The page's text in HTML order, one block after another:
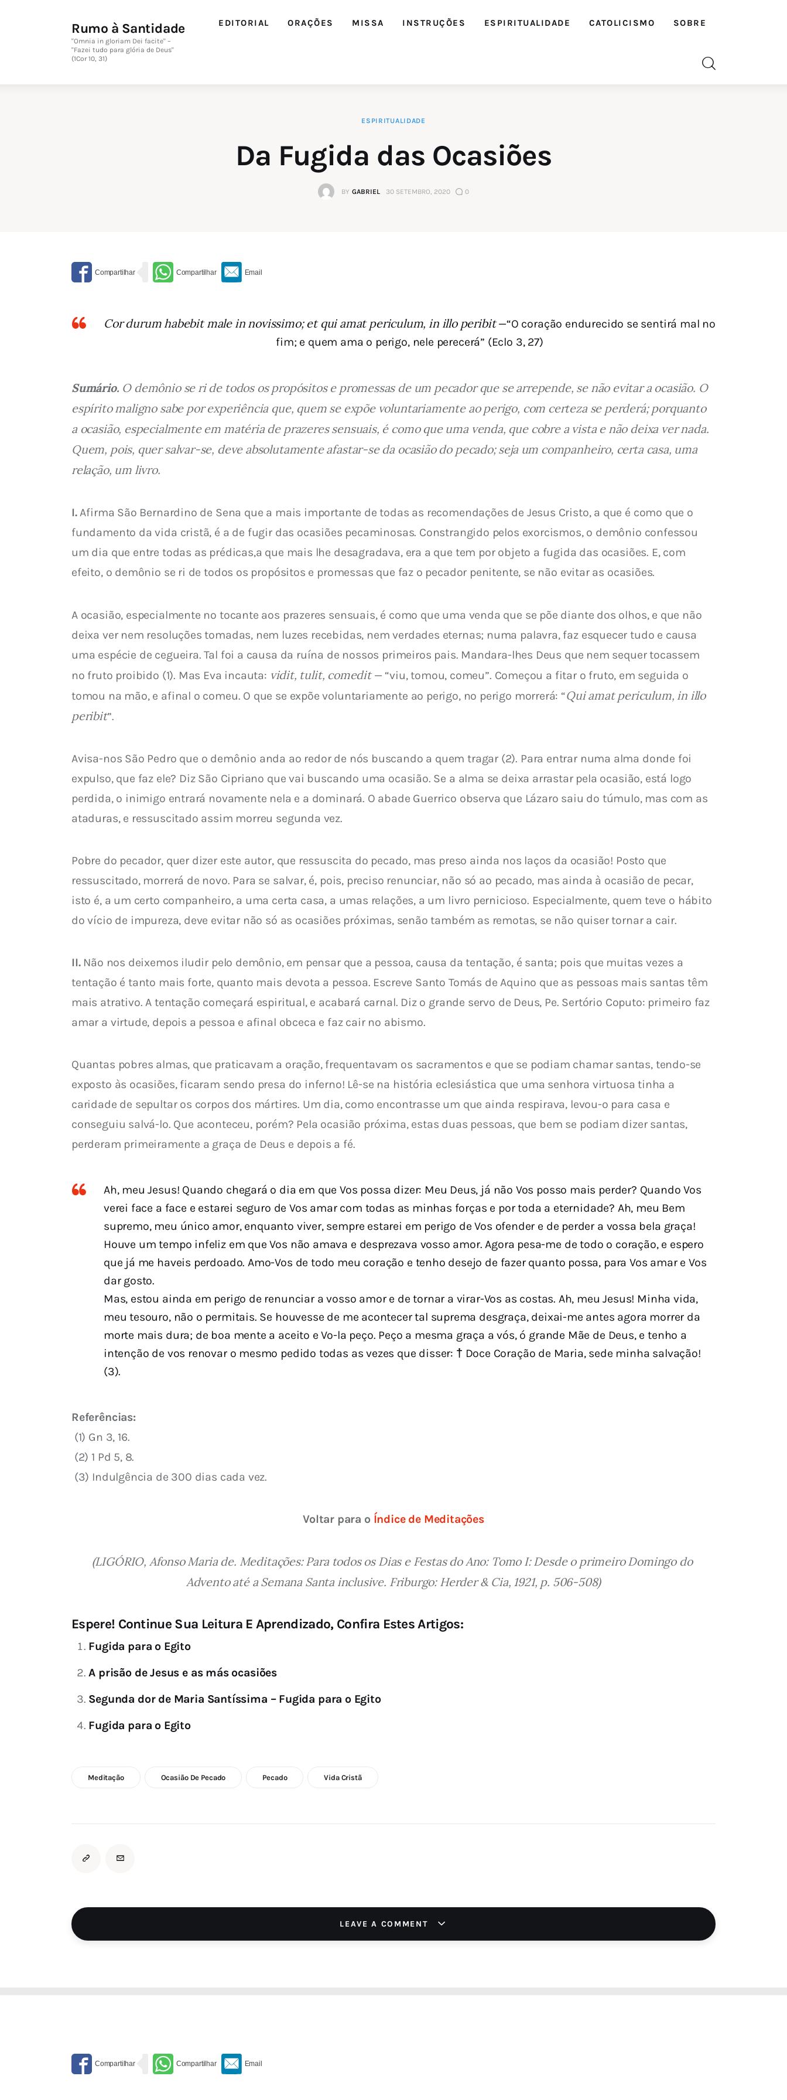
Rumo à Santidade
"Omnia in gloriam Dei facite" –
"Fazei tudo para glória de Deus"
(1Cor 10, 31)
EDITORIAL ORAÇÕES MISSA INSTRUÇÕES ESPIRITUALIDADE CATOLICISMO SOBRE
ESPIRITUALIDADE
Da Fugida das Ocasiões
BY GABRIEL 30 SETEMBRO, 2020 0
Cor durum habebit male in novissimo; et qui amat periculum, in illo peribit—“O coração endurecido se sentirá mal no
fim; e quem ama o perigo, nele perecerá” (Eclo 3, 27)
Sumário. O demônio se ri de todos os propósitos e promessas de um pecador que se arrepende, se não evitar a ocasião. O
espírito maligno sabe por experiência que, quem se expõe voluntariamente ao perigo, com certeza se perderá; porquanto
a ocasião, especialmente em matéria de prazeres sensuais, é como que uma venda, que cobre a vista e não deixa ver nada.
Quem, pois, quer salvar-se, deve absolutamente afastar-se da ocasião do pecado; seja um companheiro, certa casa, uma
relação, um livro.
I. Afirma São Bernardino de Sena que a mais importante de todas as recomendações de Jesus Cristo, a que é como que o
fundamento da vida cristã, é a de fugir das ocasiões pecaminosas. Constrangido pelos exorcismos, o demônio confessou
um dia que entre todas as prédicas,a que mais lhe desagradava, era a que tem por objeto a fugida das ocasiões. E, com
efeito, o demônio se ri de todos os propósitos e promessas que faz o pecador penitente, se não evitar as ocasiões.
A ocasião, especialmente no tocante aos prazeres sensuais, é como que uma venda que se põe diante dos olhos, e que não
deixa ver nem resoluções tomadas, nem luzes recebidas, nem verdades eternas; numa palavra, faz esquecer tudo e causa
uma espécie de cegueira. Tal foi a causa da ruína de nossos primeiros pais. Mandara-lhes Deus que nem sequer tocassem
no fruto proibido (1). Mas Eva incauta: vidit, tulit, comedit — “viu, tomou, comeu”. Começou a fitar o fruto, em seguida o
tomou na mão, e afinal o comeu. O que se expõe voluntariamente ao perigo, no perigo morrerá: “Qui amat periculum, in illo
peribit”.
Avisa-nos São Pedro que o demônio anda ao redor de nós buscando a quem tragar (2). Para entrar numa alma donde foi
expulso, que faz ele? Diz São Cipriano que vai buscando uma ocasião. Se a alma se deixa arrastar pela ocasião, está logo
perdida, o inimigo entrará novamente nela e a dominará. O abade Guerrico observa que Lázaro saiu do túmulo, mas com as
ataduras, e ressuscitado assim morreu segunda vez.
Pobre do pecador, quer dizer este autor, que ressuscita do pecado, mas preso ainda nos laços da ocasião! Posto que
ressuscitado, morrerá de novo. Para se salvar, é, pois, preciso renunciar, não só ao pecado, mas ainda à ocasião de pecar,
isto é, a um certo companheiro, a uma certa casa, a umas relações, a um livro pernicioso. Especialmente, quem teve o hábito
do vício de impureza, deve evitar não só as ocasiões próximas, senão também as remotas, se não quiser tornar a cair.
II. Não nos deixemos iludir pelo demônio, em pensar que a pessoa, causa da tentação, é santa; pois que muitas vezes a
tentação é tanto mais forte, quanto mais devota a pessoa. Escreve Santo Tomás de Aquino que as pessoas mais santas têm
mais atrativo. A tentação começará espiritual, e acabará carnal. Diz o grande servo de Deus, Pe. Sertório Coputo: primeiro faz
amar a virtude, depois a pessoa e afinal obceca e faz cair no abismo.
Quantas pobres almas, que praticavam a oração, frequentavam os sacramentos e que se podiam chamar santas, tendo-se
exposto às ocasiões, ficaram sendo presa do inferno! Lê-se na história eclesiástica que uma senhora virtuosa tinha a
caridade de sepultar os corpos dos mártires. Um dia, como encontrasse um que ainda respirava, levou-o para casa e
conseguiu salvá-lo. Que aconteceu, porém? Pela ocasião próxima, estas duas pessoas, que bem se podiam dizer santas,
perderam primeiramente a graça de Deus e depois a fé.
Ah, meu Jesus! Quando chegará o dia em que Vos possa dizer: Meu Deus, já não Vos posso mais perder? Quando Vos
verei face a face e estarei seguro de Vos amar com todas as minhas forças e por toda a eternidade? Ah, meu Bem
supremo, meu único amor, enquanto viver, sempre estarei em perigo de Vos ofender e de perder a vossa bela graça!
Houve um tempo infeliz em que Vos não amava e desprezava vosso amor. Agora pesa-me de todo o coração, e espero
que já me haveis perdoado. Amo-Vos de todo meu coração e tenho desejo de fazer quanto possa, para Vos amar e Vos
dar gosto.
Mas, estou ainda em perigo de renunciar a vosso amor e de tornar a virar-Vos as costas. Ah, meu Jesus! Minha vida,
meu tesouro, não o permitais. Se houvesse de me acontecer tal suprema desgraça, deixai-me antes agora morrer da
morte mais dura; de boa mente a aceito e Vo-la peço. Peço a mesma graça a vós, ó grande Mãe de Deus, e tenho a
intenção de vos renovar o mesmo pedido todas as vezes que disser: † Doce Coração de Maria, sede minha salvação!
(3).
Referências:
(1) Gn 3, 16.
(2) 1 Pd 5, 8.
(3) Indulgência de 300 dias cada vez.
Voltar para o Índice de Meditações
(LIGÓRIO, Afonso Maria de. Meditações: Para todos os Dias e Festas do Ano: Tomo I: Desde o primeiro Domingo do
Advento até a Semana Santa inclusive. Friburgo: Herder & Cia, 1921, p. 506-508)
Espere! Continue Sua Leitura E Aprendizado, Confira Estes Artigos:
Fugida para o Egito
A prisão de Jesus e as más ocasiões
Segunda dor de Maria Santíssima – Fugida para o Egito
Fugida para o Egito
Meditação Ocasião De Pecado Pecado Vida Cristã
LEAVE A COMMENT